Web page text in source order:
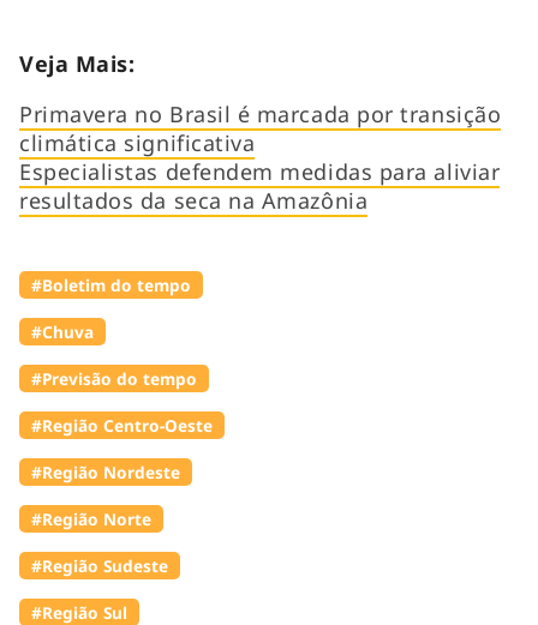
Veja Mais:
Primavera no Brasil é marcada por transição
climática significativa
Especialistas defendem medidas para aliviar
resultados da seca na Amazônia
#Boletim do tempo
#Chuva
#Previsão do tempo
#Região Centro-Oeste
#Região Nordeste
#Região Norte
#Região Sudeste
#Região Sul